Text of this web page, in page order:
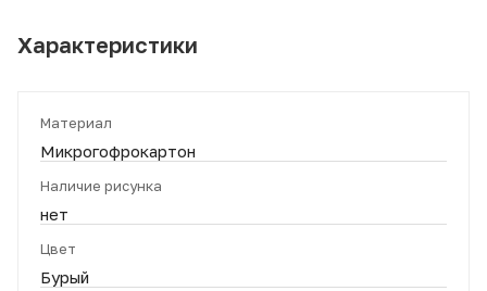
Характеристики
Материал
Микрогофрокартон
Наличие рисунка
нет
Цвет
Бурый